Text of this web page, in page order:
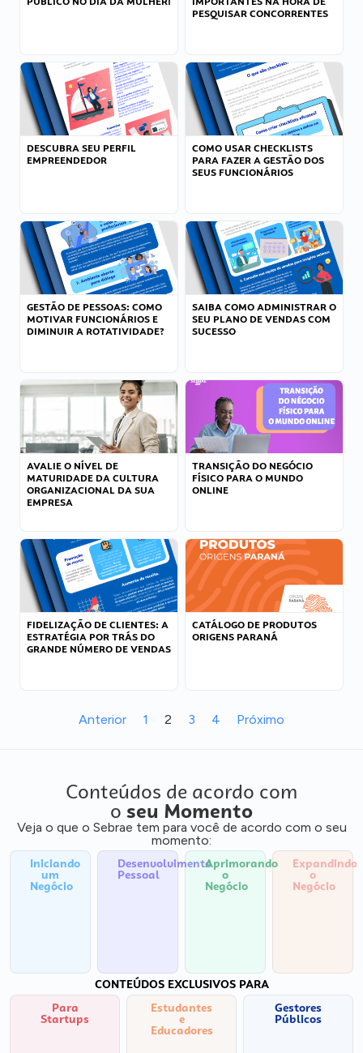
PESQUISAR CONCORRENTES
DESCUBRA SEU PERFIL
EMPREENDEDOR
COMO USAR CHECKLISTS
PARA FAZER A GESTÃO DOS
SEUS FUNCIONÁRIOS
GESTÃO DE PESSOAS: COMO
MOTIVAR FUNCIONÁRIOS E
DIMINUIR A ROTATIVIDADE?
SAIBA COMO ADMINISTRAR O
SEU PLANO DE VENDAS COM
SUCESSO
AVALIE O NÍVEL DE
MATURIDADE DA CULTURA
ORGANIZACIONAL DA SUA
EMPRESA
TRANSIÇÃO DO NEGÓCIO
FÍSICO PARA O MUNDO
ONLINE
FIDELIZAÇÃO DE CLIENTES: A
ESTRATÉGIA POR TRÁS DO
GRANDE NÚMERO DE VENDAS
CATÁLOGO DE PRODUTOS
ORIGENS PARANÁ
Anterior 1 2 3 4 Próximo
Conteúdos de acordo com
o seu Momento
Veja o que o Sebrae tem para você de acordo com o seu
momento:
Iniciando
um
Negócio
Desenvolvimento
Pessoal
Aprimorando
o
Negócio
Expandindo
o
Negócio
CONTEÚDOS EXCLUSIVOS PARA
Para
Startups
Estudantes
e
Educadores
Gestores
Públicos